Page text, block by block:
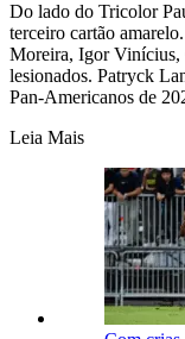
Do lado do Tricolor
terceiro cartão
Moreira, Igor Vinícius,
lesionados. Patryck
Pan-Americanos de
Leia Mais